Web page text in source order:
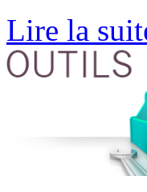
Lire la